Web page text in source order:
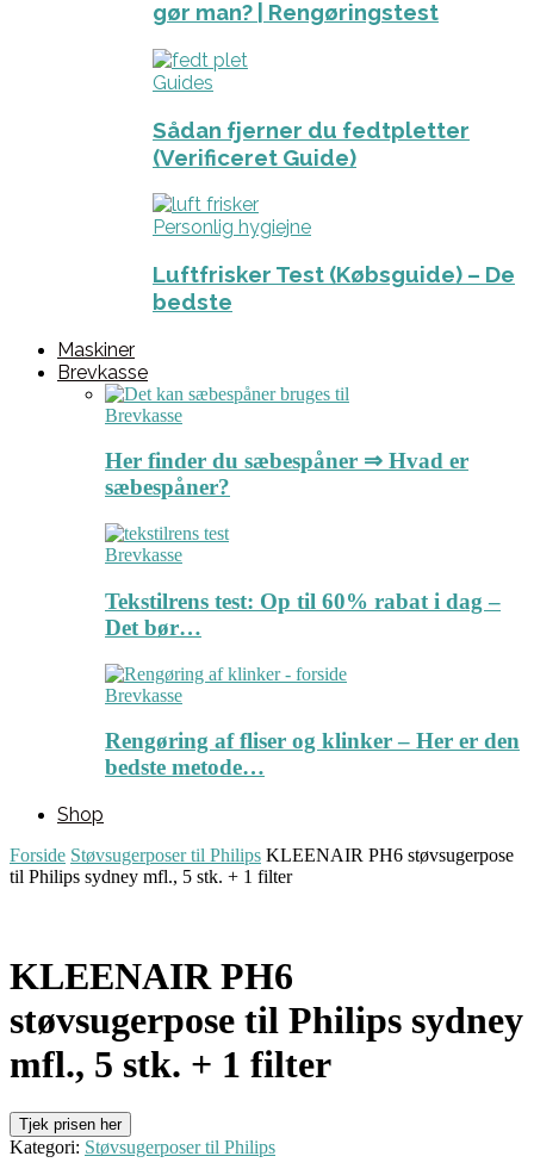
gør man? | Rengøringstest
Guides
Sådan fjerner du fedtpletter
(Verificeret Guide)
Personlig hygiejne
Luftfrisker Test (Købsguide) – De
bedste
Maskiner
Brevkasse
Brevkasse
Her finder du sæbespåner ⇒ Hvad er
sæbespåner?
Brevkasse
Tekstilrens test: Op til 60% rabat i dag –
Det bør…
Brevkasse
Rengøring af fliser og klinker – Her er den
bedste metode…
Shop
Forside Støvsugerposer til Philips KLEENAIR PH6 støvsugerpose
til Philips sydney mfl., 5 stk. + 1 filter
KLEENAIR PH6
støvsugerpose til Philips sydney
mfl., 5 stk. + 1 filter
Tjek prisen her
Kategori: Støvsugerposer til Philips